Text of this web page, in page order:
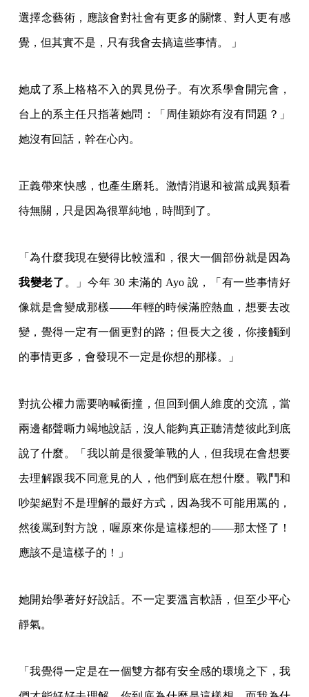
選擇念藝術，應該會對社會有更多的關懷、對人更有感
覺，但其實不是，只有我會去搞這些事情。 」
她成了系上格格不入的異見份子。有次系學會開完會，
台上的系主任只指著她問：「周佳穎妳有沒有問題？」
她沒有回話，幹在心內。
正義帶來快感，也產生磨耗。激情消退和被當成異類看
待無關，只是因為很單純地，時間到了。
「為什麼我現在變得比較溫和，很大一個部份就是因為
我變老了 。」今年 30 未滿的 Ayo 說，「有一些事情好
像就是會變成那樣——年輕的時候滿腔熱血，想要去改
變，覺得一定有一個更對的路；但長大之後，你接觸到
的事情更多，會發現不一定是你想的那樣。」
對抗公權力需要吶喊衝撞，但回到個人維度的交流，當
兩邊都聲嘶力竭地說話，沒人能夠真正聽清楚彼此到底
說了什麼。「我以前是很愛筆戰的人，但我現在會想要
去理解跟我不同意見的人，他們到底在想什麼。戰鬥和
吵架絕對不是理解的最好方式，因為我不可能用罵的，
然後罵到對方說，喔原來你是這樣想的——那太怪了！
應該不是這樣子的！」
她開始學著好好說話。不一定要溫言軟語，但至少平心
靜氣。
「我覺得一定是在一個雙方都有安全感的環境之下，我